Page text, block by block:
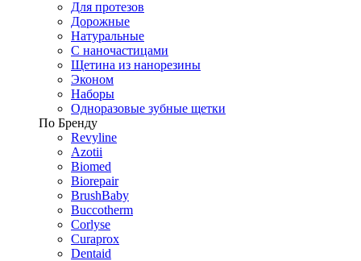
Для протезов
Дорожные
Натуральные
С наночастицами
Щетина из нанорезины
Эконом
Наборы
Одноразовые зубные щетки
По Бренду
Revyline
Azotii
Biomed
Biorepair
BrushBaby
Buccotherm
Corlyse
Curaprox
Dentaid